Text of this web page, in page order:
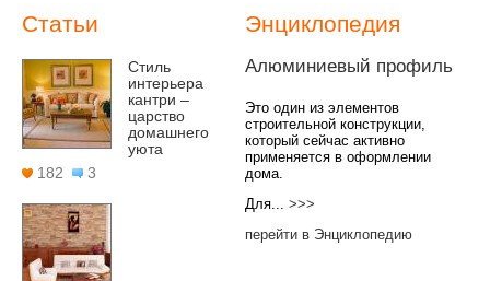
Статьи
Стиль
интерьера
кантри –
царство
домашнего
уюта
182
3
Энциклопедия
Алюминиевый профиль
Это один из элементов
строительной конструкции,
который сейчас активно
применяется в оформлении
дома.
Для... >>>
перейти в Энциклопедию